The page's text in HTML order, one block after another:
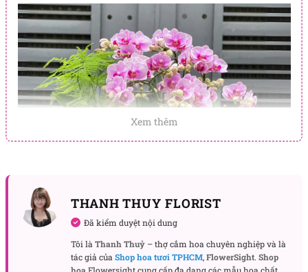
Xem thêm
THANH THUY FLORIST
Đã kiểm duyệt nội dung
Tôi là Thanh Thuỷ – thợ cắm hoa chuyên nghiệp và là
tác giả của Shop hoa tươi TPHCM,FlowerSight. Shop